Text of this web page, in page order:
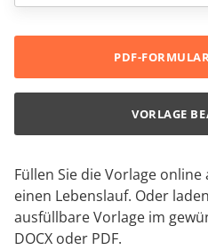
Füllen Sie die Vorlage
einen Lebenslauf. Oder
ausfüllbare Vorlage im
DOCX oder PDF.
PDF-
VORLAGE